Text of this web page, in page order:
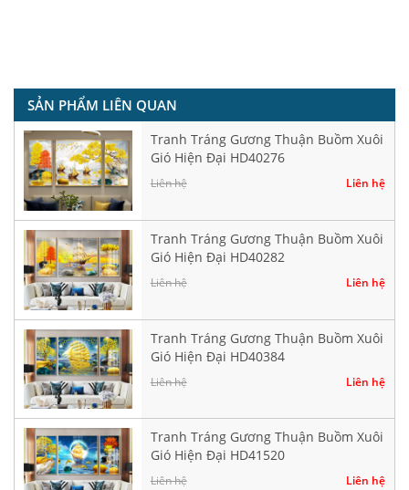
SẢN PHẨM LIÊN QUAN
Tranh Tráng Gương Thuận Buồm Xuôi
Gió Hiện Đại HD40276
Liên hệ Liên hệ
Tranh Tráng Gương Thuận Buồm Xuôi
Gió Hiện Đại HD40282
Liên hệ Liên hệ
Tranh Tráng Gương Thuận Buồm Xuôi
Gió Hiện Đại HD40384
Liên hệ Liên hệ
Tranh Tráng Gương Thuận Buồm Xuôi
Gió Hiện Đại HD41520
Liên hệ Liên hệ